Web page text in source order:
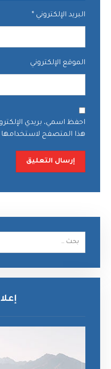
البريد الإلكتروني *
الموقع الإلكتروني
احفظ اسمي، بريدي
هذا المتصفح لاستخدامها
إرسال التعليق